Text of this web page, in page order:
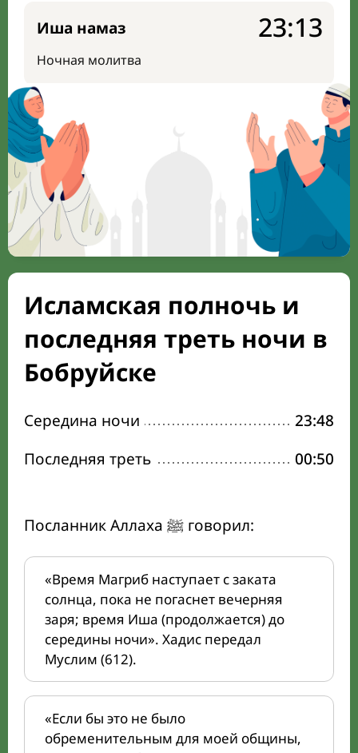
Иша намаз
Ночная молитва
23:13
Исламская полночь и
последняя треть ночи в
Бобруйске
Середина ночи
23:48
Последняя треть
00:50
Посланник Аллаха ﷺ говорил:
«Время Магриб наступает с заката
солнца, пока не погаснет вечерняя
заря; время Иша (продолжается) до
середины ночи». Хадис передал
Муслим (612).
«Если бы это не было
обременительным для моей общины,